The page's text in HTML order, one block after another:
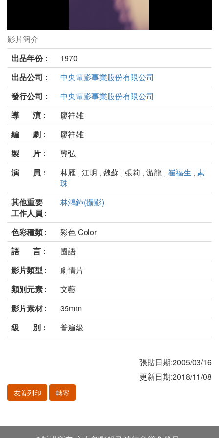
春梅劇照
影片簡介
出品年份：
1970
出品公司：
中央電影事業股份有限公司
發行公司：
中央電影事業股份有限公司
導 演：
廖祥雄
編 劇：
廖祥雄
製 片：
龔弘
演 員：
林雁 , 江明 , 魏蘇 , 張莉 , 游龍 , 崔福生 , 素
珠
其他重要
工作人員 :
林鴻鐘(攝影)
色彩種類 :
彩色 Color
語 言：
國語
影片類型 :
劇情片
類別元素 :
文藝
影片素材 :
35mm
級 別：
普遍級
張貼日期:2005/03/16
更新日期:2018/11/08
友善列印 轉寄